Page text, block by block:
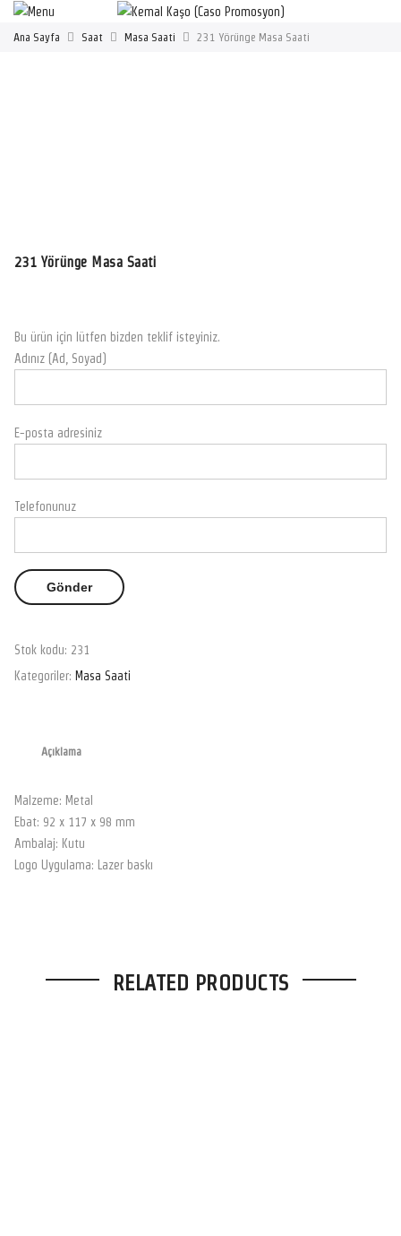
Ana Sayfa Saat Masa Saati 231 Yörünge Masa Saati
231 Yörünge Masa Saati
Bu ürün için lütfen bizden teklif isteyiniz.
Adınız (Ad, Soyad)
E-posta adresiniz
Telefonunuz
Stok kodu: 231
Kategoriler: Masa Saati
Açıklama
Malzeme: Metal
Ebat: 92 x 117 x 98 mm
Ambalaj: Kutu
Logo Uygulama: Lazer baskı
RELATED PRODUCTS